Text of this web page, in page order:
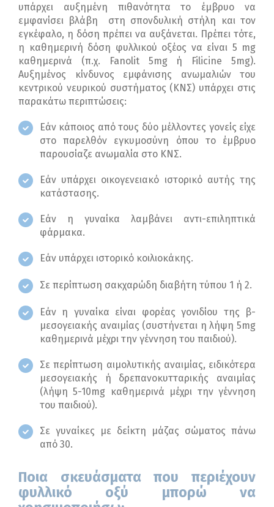
υπάρχει αυξημένη πιθανότητα το έμβρυο να
εμφανίσει βλάβη στη σπονδυλική στήλη και τον
εγκέφαλο, η δόση πρέπει να αυξάνεται. Πρέπει τότε,
η καθημερινή δόση φυλλικού οξέος να είναι 5 mg
καθημερινά (π.χ. Fanolit 5mg ή Filicine 5mg).
Αυξημένος κίνδυνος εμφάνισης ανωμαλιών του
κεντρικού νευρικού συστήματος (ΚΝΣ) υπάρχει στις
παρακάτω περιπτώσεις:
Εάν κάποιος από τους δύο μέλλοντες γονείς είχε
στο παρελθόν εγκυμοσύνη όπου το έμβρυο
παρουσίαζε ανωμαλία στο ΚΝΣ.
Εάν υπάρχει οικογενειακό ιστορικό αυτής της
κατάστασης.
Εάν η γυναίκα λαμβάνει αντι-επιληπτικά
φάρμακα.
Εάν υπάρχει ιστορικό κοιλιοκάκης.
Σε περίπτωση σακχαρώδη διαβήτη τύπου 1 ή 2.
Εάν η γυναίκα είναι φορέας γονιδίου της β-
μεσογειακής αναιμίας (συστήνεται η λήψη 5mg
καθημερινά μέχρι την γέννηση του παιδιού).
Σε περίπτωση αιμολυτικής αναιμίας, ειδικότερα
μεσογειακής ή δρεπανοκυτταρικής αναιμίας
(λήψη 5-10mg καθημερινά μέχρι την γέννηση
του παιδιού).
Σε γυναίκες με δείκτη μάζας σώματος πάνω
από 30.
Ποια σκευάσματα που περιέχουν
φυλλικό οξύ μπορώ να